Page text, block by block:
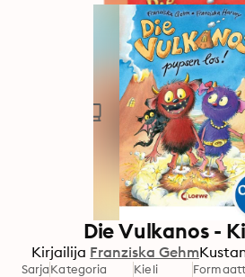
Die Vulkanos -
Kirjailija Franziska Gehm
SarjaKategoria Kieli